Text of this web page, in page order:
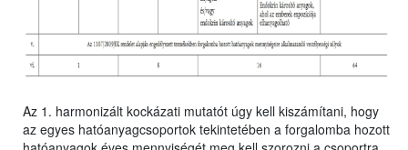
Az 1. harmonizált kockázati mutatót úgy kell kiszámítani, hogy
az egyes hatóanyagcsoportok tekintetében a forgalomba hozott